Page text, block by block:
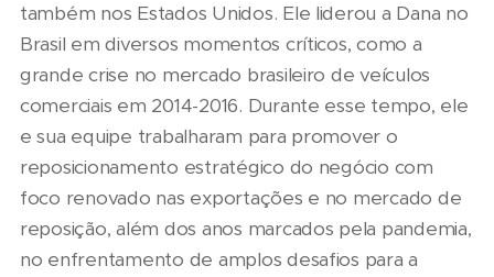
também nos Estados Unidos. Ele liderou a Dana no
Brasil em diversos momentos críticos, como a
grande crise no mercado brasileiro de veículos
comerciais em 2014-2016. Durante esse tempo, ele
e sua equipe trabalharam para promover o
reposicionamento estratégico do negócio com
foco renovado nas exportações e no mercado de
reposição, além dos anos marcados pela pandemia,
no enfrentamento de amplos desafios para a